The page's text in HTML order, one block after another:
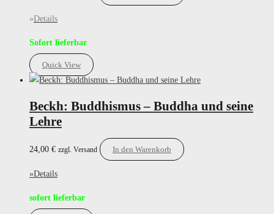
»Details
Sofort lieferbar
Quick View
Beckh: Buddhismus – Buddha und seine
Lehre
24,00 € zzgl. Versand In den Warenkorb
»Details
sofort lieferbar